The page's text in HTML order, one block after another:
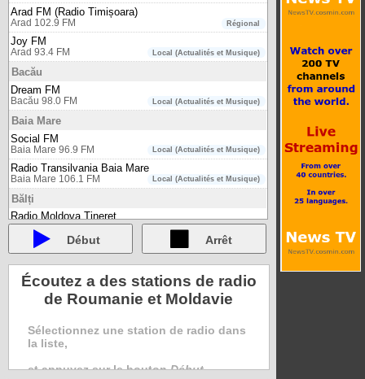
Arad FM (Radio Timișoara)
Régional
Arad 102.9 FM
Joy FM
Local (Actualités et Musique)
Arad 93.4 FM
Bacău
Dream FM
Local (Actualités et Musique)
Bacău 98.0 FM
Baia Mare
Social FM
Local (Actualités et Musique)
Baia Mare 96.9 FM
Radio Transilvania Baia Mare
Local (Actualités et Musique)
Baia Mare 106.1 FM
Bălți
Radio Moldova Tineret
Bălți 99.4 FM
Bistrița
Radio Balada FM
Musique - populară (folklorique roumaine)
Bistrița 89.3 FM
Radio Someș
Musique - populară (folklorique roumaine)
Bistrița 96.6 FM
Radio Transilvania Bistrița
Local (Actualités et Musique)
Bistrița 94.1 FM
Radio Blaj
Début Arrêt
Écoutez a des stations de radio
de Roumanie et Moldavie
Sélectionnez une station de radio dans
la liste,
et appuyez sur le boutonDébut.